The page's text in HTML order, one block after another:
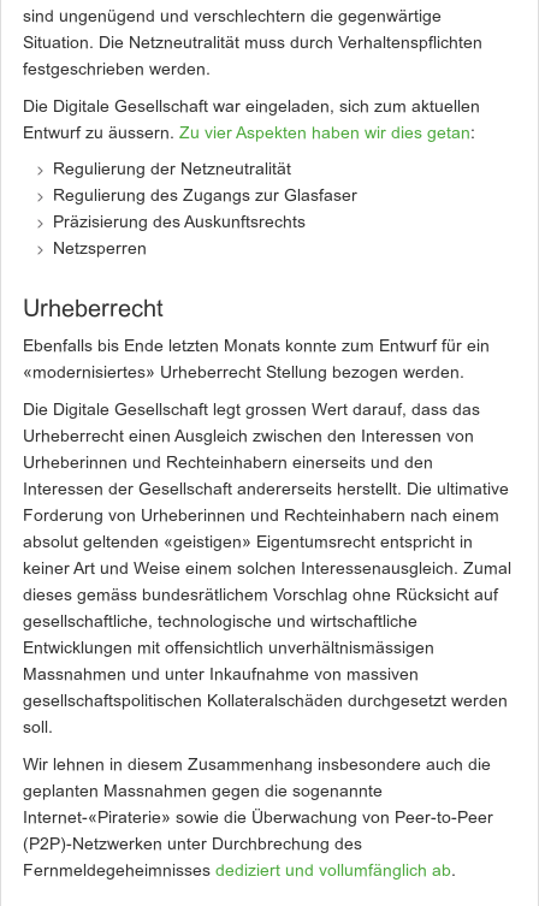
sind ungenügend und verschlechtern die gegenwärtige
Situation. Die Netzneutralität muss durch Verhaltenspflichten
festgeschrieben werden.
Die Digitale Gesellschaft war eingeladen, sich zum aktuellen
Entwurf zu äussern. Zu vier Aspekten haben wir dies getan:
Regulierung der Netzneutralität
Regulierung des Zugangs zur Glasfaser
Präzisierung des Auskunftsrechts
Netzsperren
Urheberrecht
Ebenfalls bis Ende letzten Monats konnte zum Entwurf für ein
«modernisiertes» Urheberrecht Stellung bezogen werden.
Die Digitale Gesellschaft legt grossen Wert darauf, dass das
Urheberrecht einen Ausgleich zwischen den Interessen von
Urheberinnen und Rechteinhabern einerseits und den
Interessen der Gesellschaft andererseits herstellt. Die ultimative
Forderung von Urheberinnen und Rechteinhabern nach einem
absolut geltenden «geistigen» Eigentumsrecht entspricht in
keiner Art und Weise einem solchen Interessenausgleich. Zumal
dieses gemäss bundesrätlichem Vorschlag ohne Rücksicht auf
gesellschaftliche, technologische und wirtschaftliche
Entwicklungen mit offensichtlich unverhältnismässigen
Massnahmen und unter Inkaufnahme von massiven
gesellschaftspolitischen Kollateralschäden durchgesetzt werden
soll.
Wir lehnen in diesem Zusammenhang insbesondere auch die
geplanten Massnahmen gegen die sogenannte
Internet-«Piraterie» sowie die Überwachung von Peer-to-Peer
(P2P)-Netzwerken unter Durchbrechung des
Fernmeldegeheimnisses dediziert und vollumfänglich ab.